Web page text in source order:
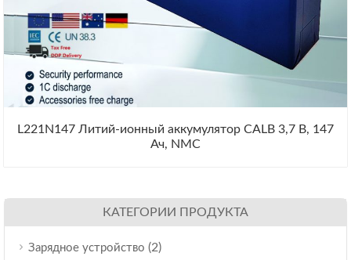
L221N147 Литий-ионный аккумулятор CALB 3,7 В, 147
Ач, NMC
КАТЕГОРИИ ПРОДУКТА
Зарядное устройство (2)